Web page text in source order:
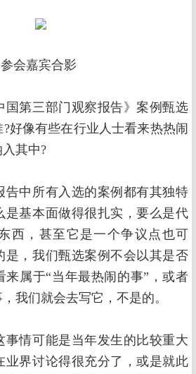
参会嘉宾合影
国第三部门观察报告》案例甄选
好像有些在行业人士看来热热闹
其中?
告中所有入选的案例都有其独特
是基本面做得很扎实，要么是代
西，甚至它是一个争议点也可
是，我们甄选案例不会以其是否
来属于“当年最热闹的事”，或者
我们就会去写它，不是的。
事情可能是当年发生的比较重大
业界讨论得很充分了，或是就此